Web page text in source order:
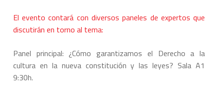
El evento contará con diversos paneles de expertos que
discutirán en torno al tema:
Panel principal: ¿Cómo garantizamos el Derecho a la
cultura en la nueva constitución y las leyes? Sala A1
9:30h.